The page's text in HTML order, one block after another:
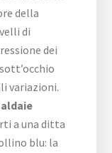
della
di
dei
variazioni.
a una ditta
blu: la